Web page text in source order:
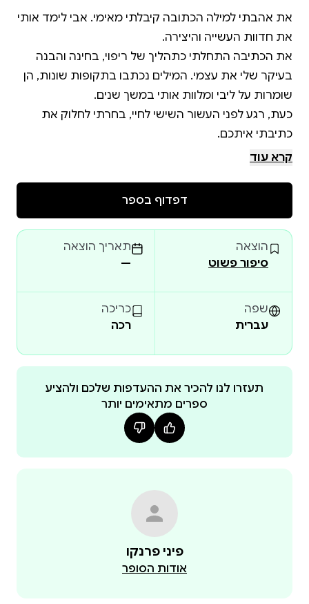
את אהבתי למילה הכתובה קיבלתי מאימי. אבי לימד אותי
את הכתיבה התחלתי כתהליך של ריפוי, בחינה והבנה
בעיקר שלי את עצמי. המילים נכתבו בתקופות שונות, הן
כעת, רגע לפני העשור השישי לחיי, בחרתי לחלוק את
בשפה אינטימית, לעיתים כמעט לחישה, הוא מאפשר
יחף בין השורות, מתהלך פיני בשבילי הגן, עובר דרך
לילך ורננה
קרא עוד
דפדוף בספר
הוצאה
סיפור פשוט
תאריך הוצאה
—
שפה
עברית
כריכה
רכה
תעזרו לנו להכיר את ההעדפות שלכם ולהציע
ספרים מתאימים יותר
פיני פרנקו
אודות הסופר